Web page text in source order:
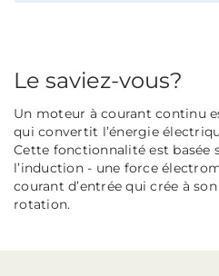
Le saviez-vous?
Un moteur à courant continu
qui convertit l’énergie
Cette fonctionnalité est basée
l’induction - une force
courant d’entrée qui crée à
rotation.